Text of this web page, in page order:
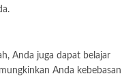
Anda juga dapat belajar
Anda kebebasan